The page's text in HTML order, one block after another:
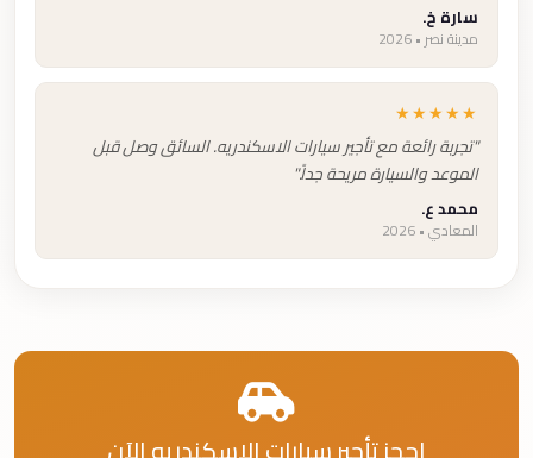
سارة خ.
مدينة نصر • 2026
★★★★★
"تجربة رائعة مع تأجير سيارات الاسكندريه. السائق وصل قبل
الموعد والسيارة مريحة جداً."
محمد ع.
المعادي • 2026